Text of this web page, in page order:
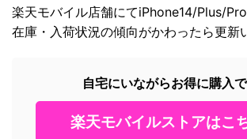
楽天モバイル店舗にてiPhone14/Plus/
在庫・入荷状況の傾向がかわったら更新
自宅にいながらお得に購入
楽天モバイルストアはこ